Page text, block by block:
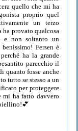
quello che mi ha
proprio quel
un terzo
provato qualcosa
e non soltanto un
Fersen è
ha la grande
parecchio il
quanto fosse anche
tutto se stesso a un
per proteggere
mi ha fatto davvero